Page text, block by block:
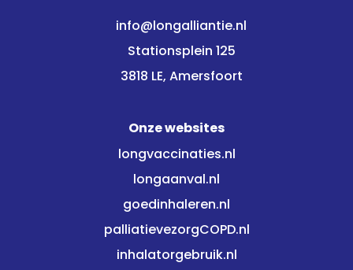
info@longalliantie.nl
Stationsplein 125
3818 LE, Amersfoort
Onze websites
longvaccinaties.nl
longaanval.nl
goedinhaleren.nl
palliatievezorgCOPD.nl
inhalatorgebruik.nl